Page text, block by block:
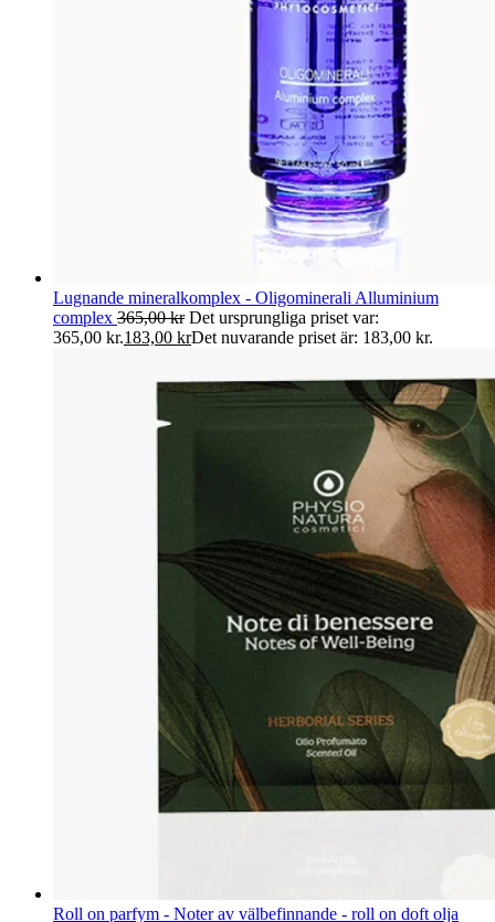
Lugnande mineralkomplex - Oligominerali Alluminium
complex 365,00kr Det ursprungliga priset var:
365,00 kr.183,00 krDet nuvarande priset är: 183,00 kr.
Roll on parfym - Noter av välbefinnande - roll on doft olja